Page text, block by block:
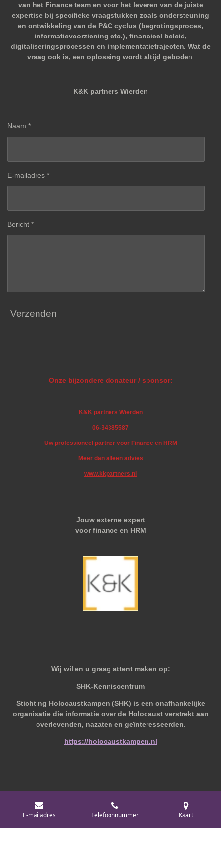
van het Finance team en voor het leveren van de juiste
expertise bij specifieke vraagstukken zoals ondersteuning
en ontwikkeling van de P&C cyclus (begrotingsproces,
informatievoorziening etc.), financieel beleid,
digitaliseringsprocessen en implementatietrajecten. Wat de
vraag ook is, een oplossing wordt altijd geboden.
K&K partners Wierden
Naam *
E-mailadres *
Bericht *
Verzenden
Onze bijzondere donateur / sponsor:
K&K partners Wierden
06-34385587
Uw professioneel partner voor Finance en HRM
Meer dan alleen advies
www.kkpartners.nl
Jouw externe expert
voor finance en HRM
Wij willen u graag attent maken op:
SHK-Kenniscentrum
Stichting Holocaustkampen (SHK) is een onafhankelijke
organisatie die informatie over de Holocaust verstrekt aan
overlevenden, nazaten en geïnteresseerden.
https://holocaustkampen.nl
© 2019 - 2026 Behoudvanoud
Powered byJouwWeb
E-mailadres Telefoonnummer Kaart